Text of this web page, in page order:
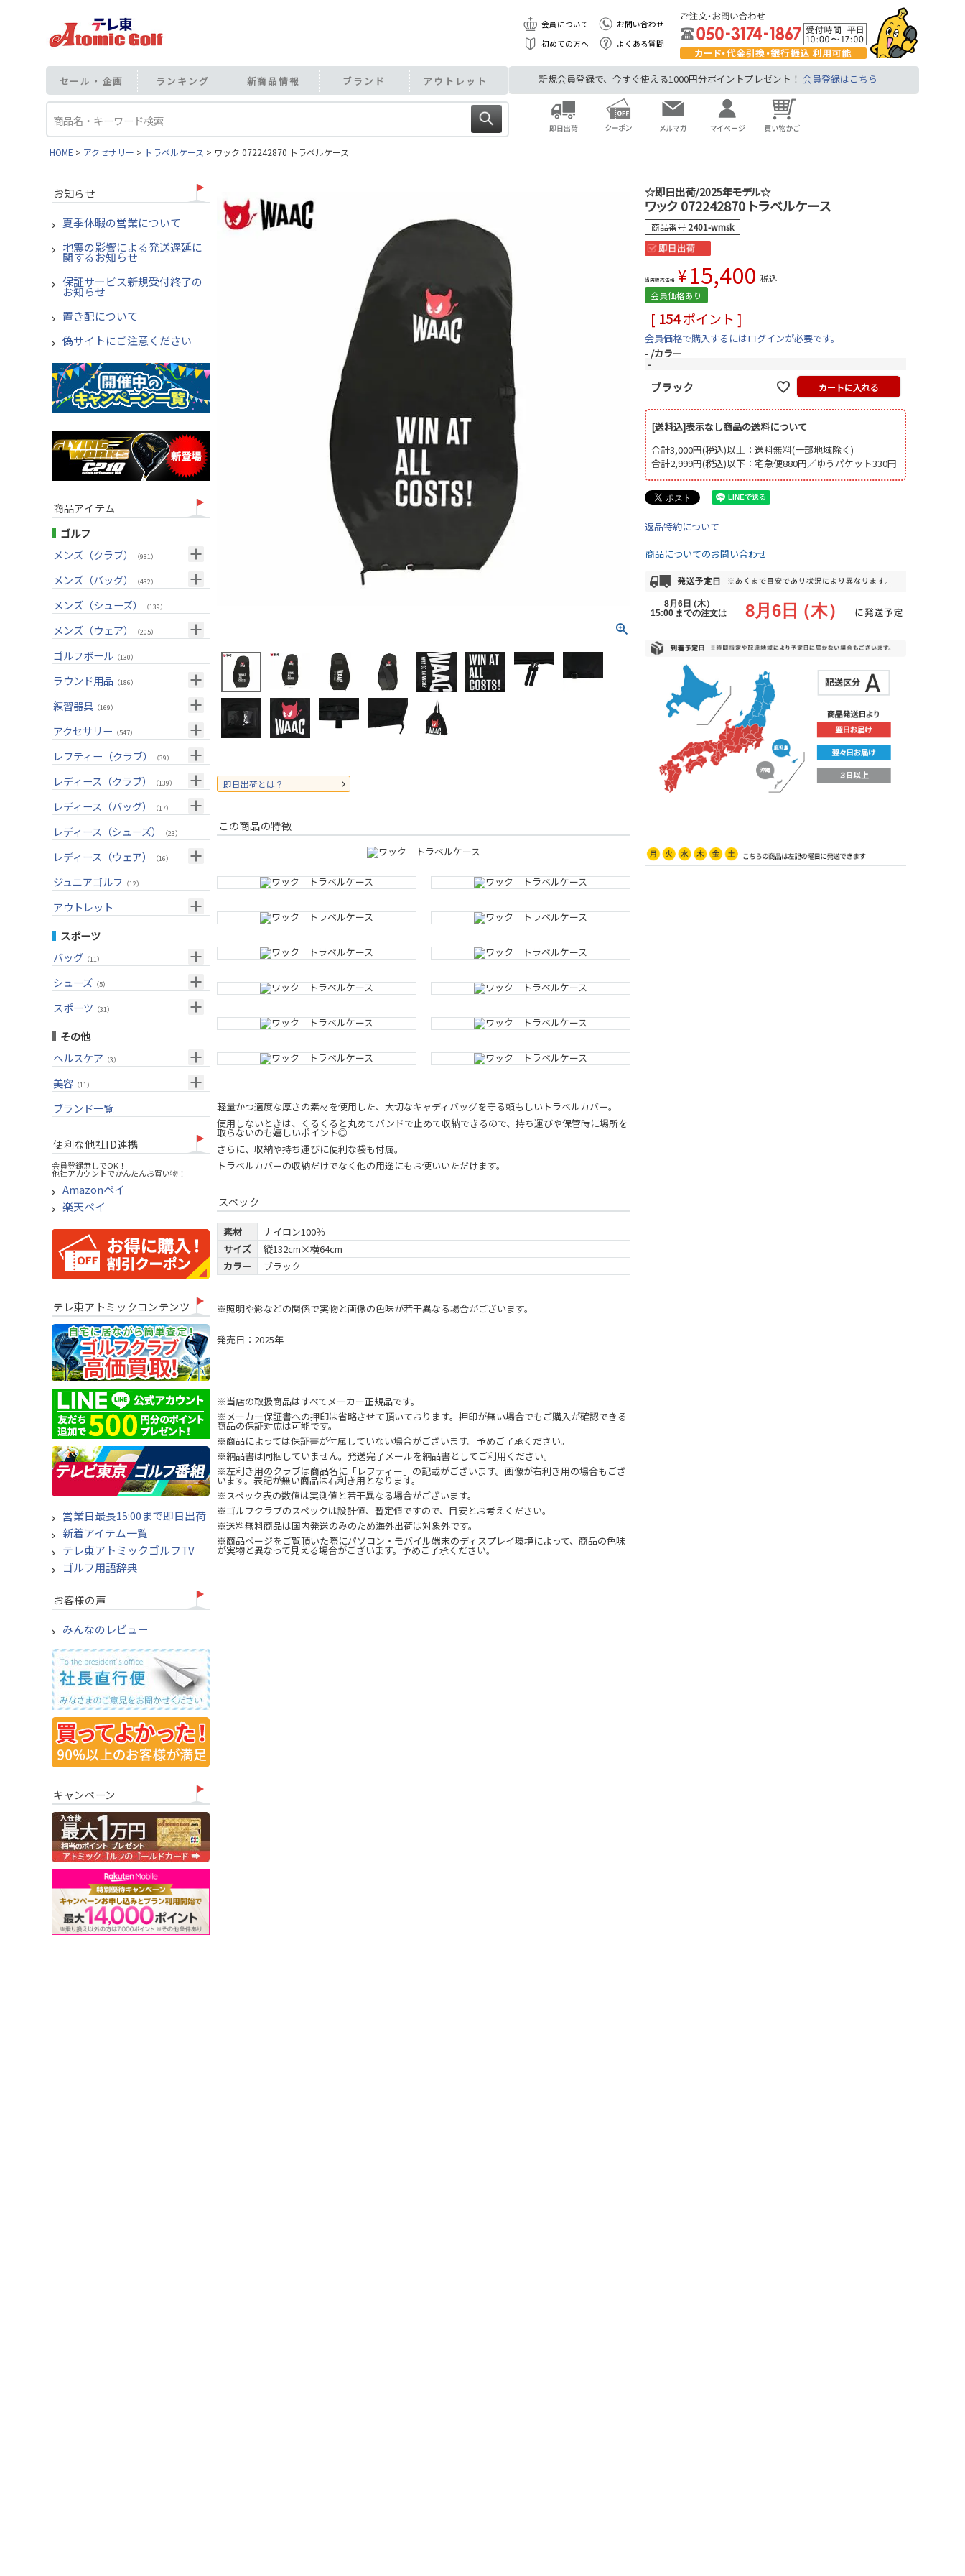
会員について
お問い合わせ
初めての方へ
よくある質問
セール・企画 ランキング 新商品情報 ブランド アウトレット 新規会員登録で、今すぐ使える1000円分ポイントプレゼント！ 会員登録はこちら
HOME アクセサリー トラベルケース ワック 072242870 トラベルケース
お知らせ
夏季休暇の営業について
地震の影響による発送遅延に
関するお知らせ
保証サービス新規受付終了の
お知らせ
置き配について
偽サイトにご注意ください
商品アイテム
ゴルフ
メンズ（クラブ）
（981）
クラブセット(右用)（24）
ドライバー(右用)
フェアウェイウッド(右用)
ウェッジ(右用)
パター(右用)
チッパー(右用)（13）
USモデル（56）
カスタム
メンズ（バッグ） （432）
キャディバッグ（211）
ボストンバッグ
トートバッグ
メンズ（シューズ） （139）
メンズ（ウェア） （205）
トップス（55）
ボトムス（26）
アウター
グローブ
その他
ゴルフボール （130）
ラウンド用品 （186）
GPSナビ（33）
距離測定器
（20）
ネームプレート
傘
練習器具 （169）
パターマット（28）
スイング練習器 （114）
アクセサリー （547）
ヘッドカバー（210）
シューズケース （7）
トラベルケース （21）
サングラス
ネックレス
その他
シャフト（27）
グリップ（20）
レフティー（クラブ） （39）
クラブセット(左用) （1）
ドライバー(左用)（4）
フェアウェイウッド(左用)
ウェッジ(左用)
パター(左用)
USモデル
レディース（クラブ） （139）
クラブセット(女性用) （11）
ドライバー(女性用)（20）
フェアウェイウッド(女性用) （28）
ウェッジ(女性用)
パター(女性用)
チッパー(女性用)（2）
USモデル（1）
レディース（バッグ） （17）
キャディバッグ （12）
クラブケース （2）
レディース（シューズ） （23）
レディース（ウェア） （16）
トップス（5）
レインウェア
ジュニアゴルフ （12）
アウトレット
クラブセット
ドライバー
ユーティリティー
アイアンセット
アイアン単品
ウェッジ
パター
ゴルフバッグ
ゴルフシューズ
ウェア
その他
スポーツ
バッグ （11）
メンズ（10）
スーツケース
シューズ （5）
アクセサリー
スポーツ （31）
トレーニング
アウトドア
その他
ヘルスケア （3）
サポーター
美容 （11）
UVケア（11）
ブランド一覧
便利な他社ID連携
会員登録無しでOK！
他社アカウントでかんたんお買い物！
Amazonペイ
楽天ペイ
テレ東アトミックコンテンツ
営業日最長15:00まで即日出荷
新着アイテム一覧
テレ東アトミックゴルフTV
ゴルフ用語辞典
お客様の声
みんなのレビュー
キャンペーン
☆即日出荷/2025年モデル☆
ワック 072242870 トラベルケース
商品番号2401-wmsk
当店販売価格 ¥15,400 税込
会員価格あり
[ 154ポイント ]
会員価格で購入するにはログインが必要です。
- カラー
-
ブラック カートに入れる
[送料込]表示なし商品の送料について
合計3,000円(税込)以上：送料無料(一部地域除く)
合計2,999円(税込)以下：宅急便880円／ゆうパケット330円
返品特約について
商品についてのお問い合わせ
即日出荷とは？
この商品の特徴
軽量かつ適度な厚さの素材を使用した、大切なキャディバッグを守る頼もしいトラベルカバー。
使用しないときは、くるくると丸めてバンドで止めて収納できるので、持ち運びや保管時に場所を
取らないのも嬉しいポイント◎
さらに、収納や持ち運びに便利な袋も付属。
トラベルカバーの収納だけでなく他の用途にもお使いいただけます。
スペック
素材
ナイロン100％
サイズ
縦132cm×横64cm
カラー
ブラック
※照明や影などの関係で実物と画像の色味が若干異なる場合がございます。
発売日：2025年
※当店の取扱商品はすべてメーカー正規品です。
※メーカー保証書への押印は省略させて頂いております。押印が無い場合でもご購入が確認できる
商品の保証対応は可能です。
※商品によっては保証書が付属していない場合がございます。予めご了承ください。
※納品書は同梱していません。発送完了メールを納品書としてご利用ください。
※左利き用のクラブは商品名に「レフティー」の記載がございます。画像が右利き用の場合もござ
います。表記が無い商品は右利き用となります。
※スペック表の数値は実測値と若干異なる場合がございます。
※ゴルフクラブのスペックは設計値、暫定値ですので、目安とお考えください。
※送料無料商品は国内発送のみのため海外出荷は対象外です。
※商品ページをご覧頂いた際にパソコン・モバイル端末のディスプレイ環境によって、商品の色味
が実物と異なって見える場合がございます。予めご了承ください。